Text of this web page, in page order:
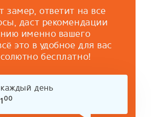
замер, ответит на все
даст рекомендации
именно вашего
это в удобное для вас
бесплатно!
день
00